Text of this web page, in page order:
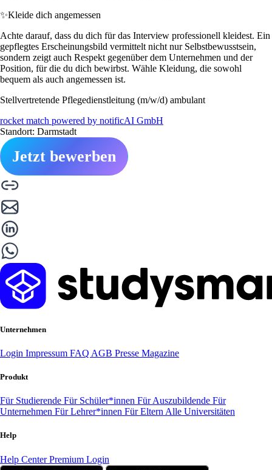
✨Kleide dich angemessen
Achte darauf, dass du dich für das Interview professionell kleidest. Ein
gepflegtes Erscheinungsbild vermittelt nicht nur Selbstbewusstsein,
sondern zeigt auch Respekt gegenüber dem Unternehmen und der
Position, für die du dich bewirbst. Wähle Kleidung, die sowohl
bequem als auch angemessen ist.
Stellvertretende Pflegedienstleitung (m/w/d) ambulant
rocket match powered by notificAI GmbH
Standort: Darmstadt
Jetzt bewerben
Unternehmen
Login Impressum FAQ AGB Presse Magazine
Produkt
Für Studierende Für Schüler*innen Für Auszubildende Für
Unternehmen Für Lehrer*innen Für Eltern Alle Universitäten
Help
Help CenterPremium Login